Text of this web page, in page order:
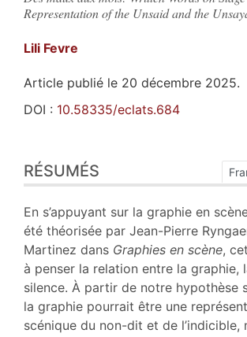
Representation of the Unsaid and the
Lili Fevre
Article publié le 20 décembre 2025.
DOI : 10.58335/eclats.684
Index
Plan
Texte
Bibliographie
Notes
Citer cet article
Auteur
RÉSUMÉS
En s’appuyant sur la graphie en
été théorisée par Jean-Pierre
Martinez dans Graphies en scène,
à penser la relation entre la graphie,
silence. À partir de notre hypothèse
la graphie pourrait être une
scénique du non-dit et de l’indicible,